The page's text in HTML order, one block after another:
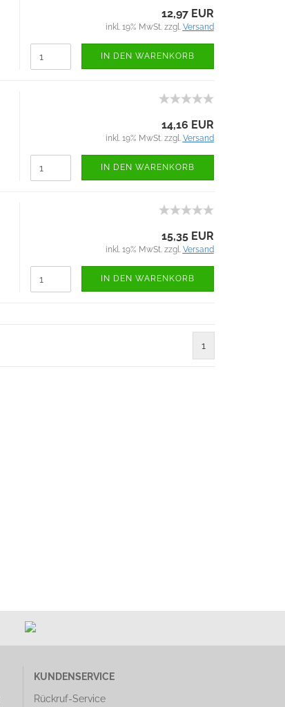
12,97 EUR
inkl. 19% MwSt. zzgl. Versand
IN DEN WARENKORB
14,16 EUR
inkl. 19% MwSt. zzgl. Versand
IN DEN WARENKORB
15,35 EUR
inkl. 19% MwSt. zzgl. Versand
IN DEN WARENKORB
1
KUNDENSERVICE
Rückruf-Service